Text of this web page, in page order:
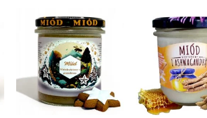
Add to
Wishlist
+